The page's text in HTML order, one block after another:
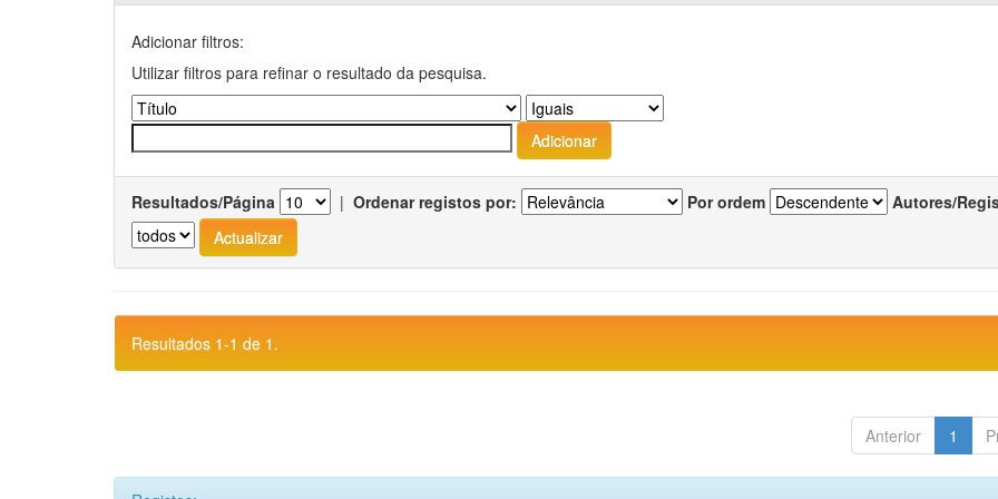
Adicionar filtros:
Utilizar filtros para refinar o resultado da pesquisa.
Resultados/Página | Ordenar registos por: Por ordem Autores/
Resultados 1-1 de 1.
Anterior 1